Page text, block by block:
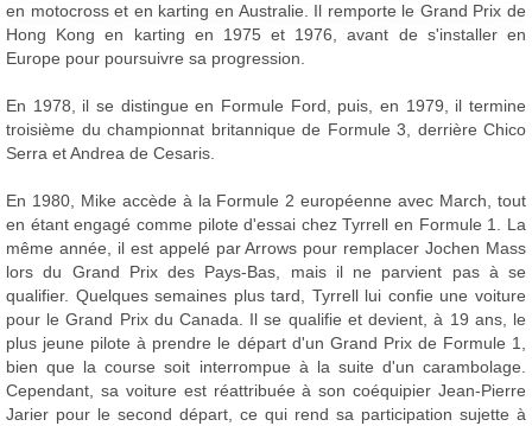
en motocross et en karting en Australie. Il remporte le Grand Prix de
Hong Kong en karting en 1975 et 1976, avant de s'installer en
Europe pour poursuivre sa progression.
En 1978, il se distingue en Formule Ford, puis, en 1979, il termine
troisième du championnat britannique de Formule 3, derrière Chico
Serra et Andrea de Cesaris.
En 1980, Mike accède à la Formule 2 européenne avec March, tout
en étant engagé comme pilote d'essai chez Tyrrell en Formule 1. La
même année, il est appelé par Arrows pour remplacer Jochen Mass
lors du Grand Prix des Pays-Bas, mais il ne parvient pas à se
qualifier. Quelques semaines plus tard, Tyrrell lui confie une voiture
pour le Grand Prix du Canada. Il se qualifie et devient, à 19 ans, le
plus jeune pilote à prendre le départ d'un Grand Prix de Formule 1,
bien que la course soit interrompue à la suite d'un carambolage.
Cependant, sa voiture est réattribuée à son coéquipier Jean-Pierre
Jarier pour le second départ, ce qui rend sa participation sujette à